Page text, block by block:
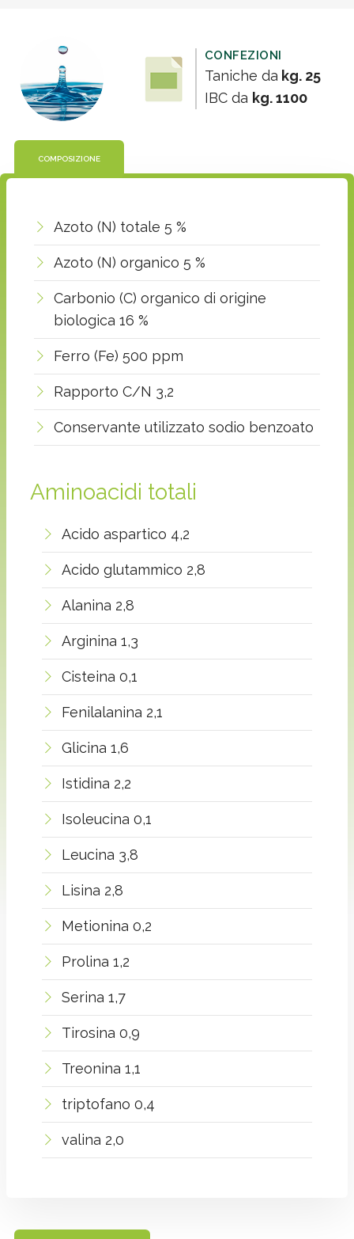
CONFEZIONI
Taniche da kg. 25
IBC da kg. 1100
COMPOSIZIONE
Azoto (N) totale 5 %
Azoto (N) organico 5 %
Carbonio (C) organico di origine
biologica 16 %
Ferro (Fe) 500 ppm
Rapporto C/N 3,2
Conservante utilizzato sodio benzoato
Aminoacidi totali
Acido aspartico 4,2
Acido glutammico 2,8
Alanina 2,8
Arginina 1,3
Cisteina 0,1
Fenilalanina 2,1
Glicina 1,6
Istidina 2,2
Isoleucina 0,1
Leucina 3,8
Lisina 2,8
Metionina 0,2
Prolina 1,2
Serina 1,7
Tirosina 0,9
Treonina 1,1
triptofano 0,4
valina 2,0